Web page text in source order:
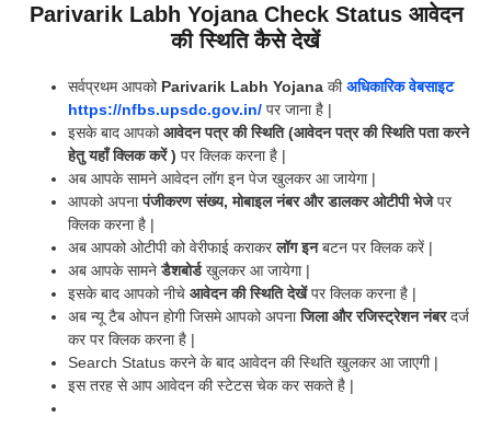
Parivarik Labh Yojana Check Status आवेदन
की स्थिति कैसे देखें
सर्वप्रथम आपको Parivarik Labh Yojana कीअधिकारिक वेबसाइट
https://nfbs.upsdc.gov.in/ पर जाना है |
इसके बाद आपकोआवेदन पत्र की स्थिति (आवेदन पत्र की स्थिति पता करने
हेतु यहाँ क्लिक करें ) पर क्लिक करना है |
अब आपके सामने आवेदन लॉग इन पेज खुलकर आ जायेगा |
आपको अपनापंजीकरण संख्य, मोबाइल नंबर और डालकर ओटीपी भेजेपर
क्लिक करना है |
अब आपको ओटीपी को वेरीफाई कराकरलॉग इनबटन पर क्लिक करें |
अब आपके सामनेडैशबोर्डखुलकर आ जायेगा |
इसके बाद आपको नीचे आवेदन की स्थिति देखेंपर क्लिक करना है |
अब न्यू टैब ओपन होगी जिसमे आपको अपनाजिला और रजिस्ट्रेशन नंबरदर्ज
कर पर क्लिक करना है |
Search Status करने के बाद आवेदन की स्थिति खुलकर आ जाएगी |
इस तरह से आप आवेदन की स्टेटस चेक कर सकते है |